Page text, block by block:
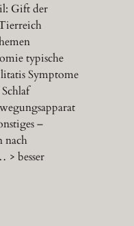
Gift der
typische
Symptome
–
nach
> besser